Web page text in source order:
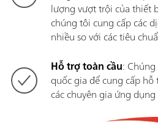
lượng vượt trội của thiết
chúng tôi cung cấp các
nhiều so với các tiêu
Hỗ trợ toàn cầu:
quốc gia để cung cấp
các chuyên gia ứng